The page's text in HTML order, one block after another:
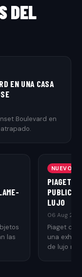
DEL
EN UNA CASA
Boulevard en
las
NUEVO
PIAGET
LUJO
06 Aug
Piaget
una
de lujo